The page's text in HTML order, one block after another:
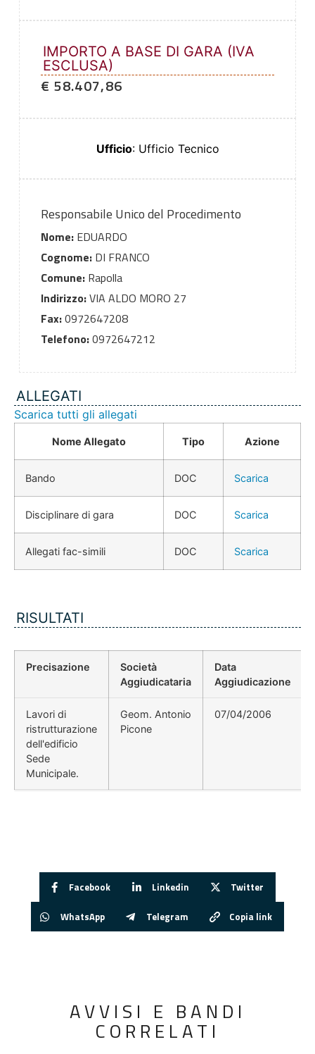
IMPORTO A BASE DI GARA (IVA
ESCLUSA)
€ 58.407,86
Ufficio: Ufficio Tecnico
Responsabile Unico del Procedimento
Nome:EDUARDO
Cognome:DI FRANCO
Comune:Rapolla
Indirizzo:VIA ALDO MORO 27
Fax:0972647208
Telefono:0972647212
ALLEGATI
Scarica tutti gli allegati
Nome Allegato Tipo Azione
Bando DOC Scarica
Disciplinare di gara DOC Scarica
Allegati fac-simili DOC Scarica
RISULTATI
Precisazione
Società
Aggiudicataria
Data
Aggiudicazione
Lavori di
ristrutturazione
dell'edificio
Sede
Municipale.
Geom. Antonio
Picone
07/04/2006
Facebook Linkedin Twitter
WhatsApp Telegram Copia link
AVVISI E BANDI
CORRELATI